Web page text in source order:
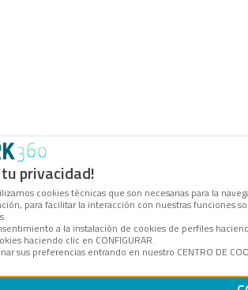
privacidad!
cookies técnicas que son necesarias para la
para facilitar la interacción con nuestras funciones
a la instalación de cookies de perfiles
haciendo clic en CONFIGURAR.
sus preferencias entrando en nuestro CENTRO DE